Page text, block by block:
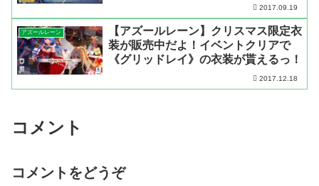
2017.09.19
アズールレーン
【アズールレーン】クリスマス限定衣
装が販売中だよ！イベントクリアで
《グリッドレイ》の衣装が貰えるっ！
2017.12.18
コメント
コメントをどうぞ